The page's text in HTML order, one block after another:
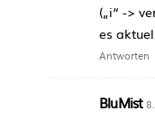
(„i“ ->
es
Antworten
BluMist